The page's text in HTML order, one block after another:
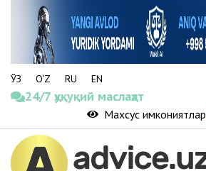
ЎЗ O‘Z RU EN
24/7 ҳуқуқий маслаҳат
Махсус имкониятлар